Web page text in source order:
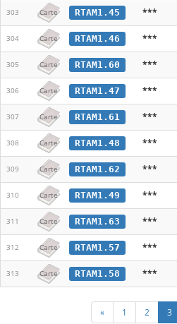
303 Carte RTAM1.45 ***
304 Carte RTAM1.46 ***
305 Carte RTAM1.60 ***
306 Carte RTAM1.47 ***
307 Carte RTAM1.61 ***
308 Carte RTAM1.48 ***
309 Carte RTAM1.62 ***
310 Carte RTAM1.49 ***
311 Carte RTAM1.63 ***
312 Carte RTAM1.57 ***
313 Carte RTAM1.58 ***
« 1 2 3